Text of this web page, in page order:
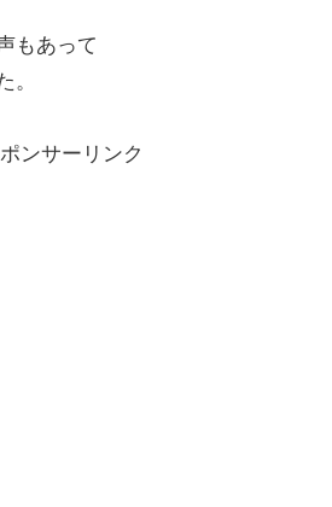
もあって
。
ンサーリンク